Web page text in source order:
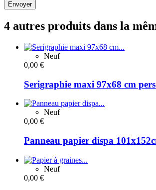
Envoyer
4 autres produits dans la
Neuf
0,00 €
Serigraphie maxi 97x68 cm
Neuf
0,00 €
Panneau papier dispa
Neuf
0,00 €